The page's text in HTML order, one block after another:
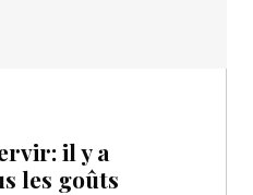
il y a
les goûts